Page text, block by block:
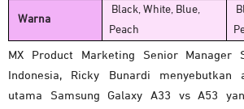
Warna
Black, White, Blue,
Peach
MX Product Marketing Senior Manager
Indonesia, Ricky Bunardi menyebutkan
utama Samsung Galaxy A33 vs A53